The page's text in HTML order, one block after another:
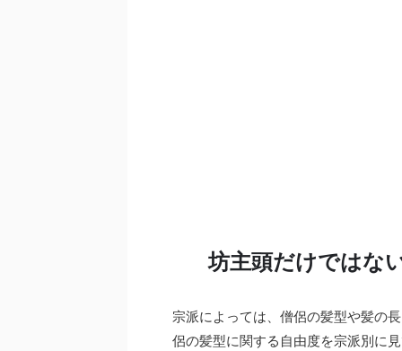
坊主頭だけではな
宗派によっては、僧侶の髪型や髪の
侶の髪型に関する自由度を宗派別に